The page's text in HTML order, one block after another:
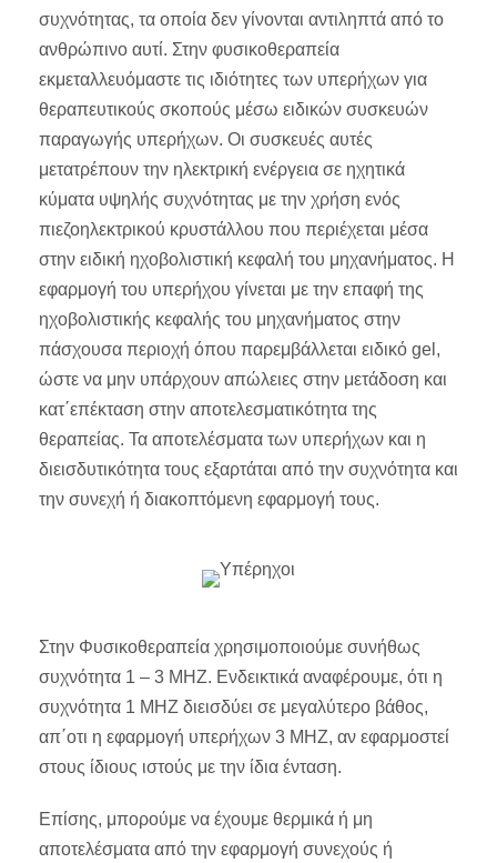
συχνότητας, τα οποία δεν γίνονται αντιληπτά από το
ανθρώπινο αυτί. Στην φυσικοθεραπεία
εκμεταλλευόμαστε τις ιδιότητες των υπερήχων για
θεραπευτικούς σκοπούς μέσω ειδικών συσκευών
παραγωγής υπερήχων. Οι συσκευές αυτές
μετατρέπουν την ηλεκτρική ενέργεια σε ηχητικά
κύματα υψηλής συχνότητας με την χρήση ενός
πιεζοηλεκτρικού κρυστάλλου που περιέχεται μέσα
στην ειδική ηχοβολιστική κεφαλή του μηχανήματος. Η
εφαρμογή του υπερήχου γίνεται με την επαφή της
ηχοβολιστικής κεφαλής του μηχανήματος στην
πάσχουσα περιοχή όπου παρεμβάλλεται ειδικό gel,
ώστε να μην υπάρχουν απώλειες στην μετάδοση και
κατ΄επέκταση στην αποτελεσματικότητα της
θεραπείας. Τα αποτελέσματα των υπερήχων και η
διεισδυτικότητα τους εξαρτάται από την συχνότητα και
την συνεχή ή διακοπτόμενη εφαρμογή τους.
Στην Φυσικοθεραπεία χρησιμοποιούμε συνήθως
συχνότητα 1 – 3 ΜΗΖ. Ενδεικτικά αναφέρουμε, ότι η
συχνότητα 1 ΜΗΖ διεισδύει σε μεγαλύτερο βάθος,
απ΄οτι η εφαρμογή υπερήχων 3 ΜΗΖ, αν εφαρμοστεί
στους ίδιους ιστούς με την ίδια ένταση.
Επίσης, μπορούμε να έχουμε θερμικά ή μη
αποτελέσματα από την εφαρμογή συνεχούς ή